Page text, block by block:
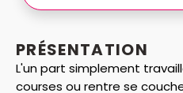
PRÉSENTATION
L'un part simplement
courses ou rentre se